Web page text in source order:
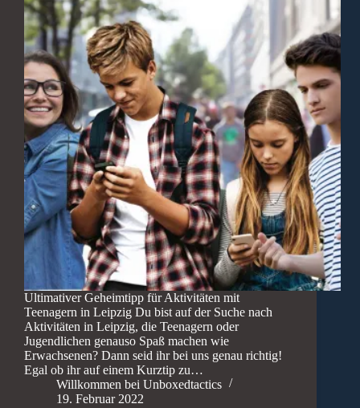
Ultimativer Geheimtipp für Aktivitäten mit
Teenagern in Leipzig Du bist auf der Suche nach
Aktivitäten in Leipzig, die Teenagern oder
Jugendlichen genauso Spaß machen wie
Erwachsenen? Dann seid ihr bei uns genau richtig!
Egal ob ihr auf einem Kurztip zu…
Willkommen bei Unboxedtactics
19. Februar 2022